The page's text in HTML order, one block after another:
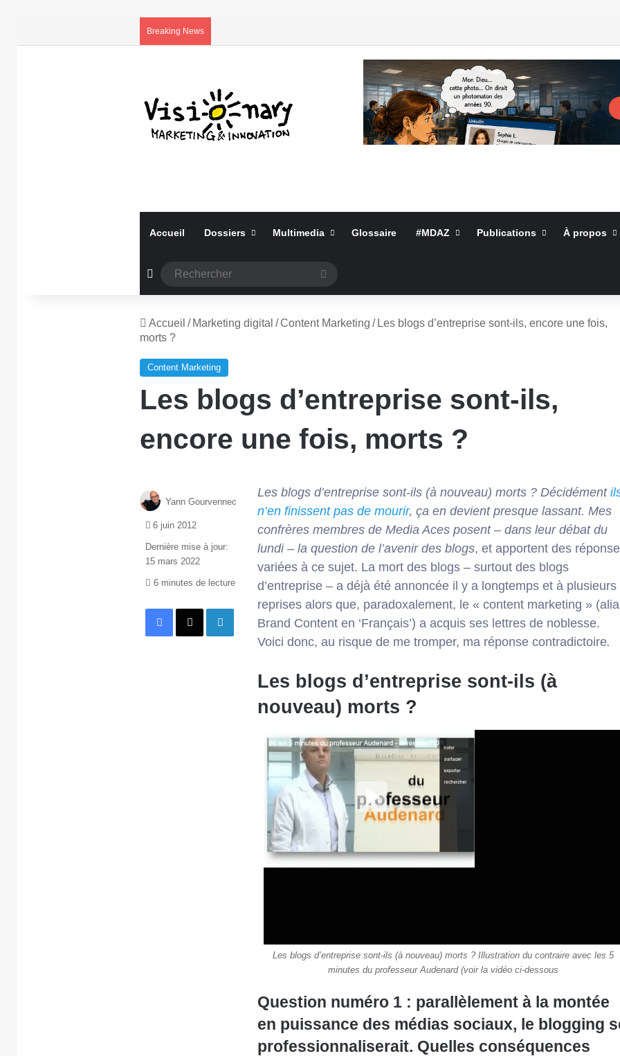
Breaking News
Accueil Dossiers Multimedia Glossaire #MDAZ Publications À propos
Article Aléatoire
Accueil / Marketing digital /Content Marketing / Les blogs d’entreprise sont-ils, encore une fois,
morts ?
Content Marketing
Les blogs d’entreprise sont-ils,
encore une fois, morts ?
Les blogs d’entreprise sont-ils (à nouveau) morts ? Décidément
n’en finissent pas de mourir, ça endevient presque lassant. Mes
confrères membres de Media Aces posent – dans leur débat du
lundi – la question de l’avenir des blogs, et apportent des
variées à ce sujet. La mort des blogs – surtout des blogs
d’entreprise – a déjà été annoncée il y a longtemps et à plusieurs
reprises alors que, paradoxalement, le « content marketing »
Brand Content en ‘Français’) a acquis ses lettres de noblesse.
Voici donc, au risque de me tromper, ma réponse contradictoire.
Les blogs d’entreprise sont-ils (à
nouveau) morts ?
Les blogs d’entreprise sont-ils (à nouveau) morts ? Illustration du contraire avec les 5
minutes du professeur Audenard (voir la vidéo ci-dessous
Question numéro 1 : parallèlement à la montée
en puissance des médias sociaux, le blogging
professionnaliserait. Quelles conséquences
Yann Gourvennec
6 juin 2012
Dernière mise à jour:
15 mars 2022
6 minutes de lecture
Facebook
X Linkedin